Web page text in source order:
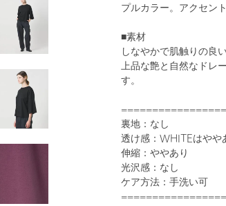
プルカラー。アクセン
■素材
しなやかで肌触りの良
上品な艶と自然なドレ
す。
裏地：なし
透け感：WHITEはやや
伸縮：ややあり
光沢感：なし
ケア方法：手洗い可